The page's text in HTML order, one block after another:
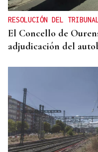
RESOLUCIÓN DEL
El Concello de
adjudicación del